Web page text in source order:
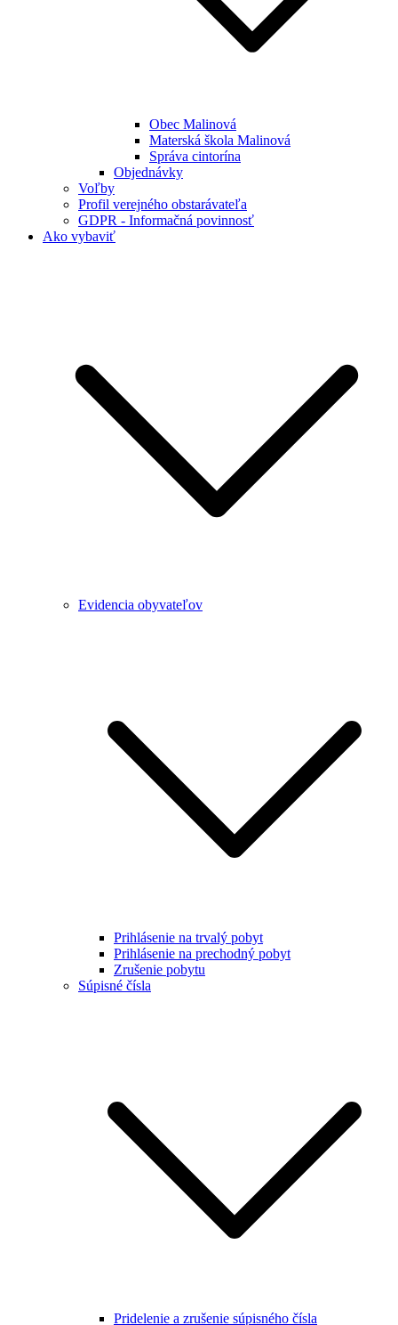
Obec Malinová
Materská škola Malinová
Správa cintorína
Objednávky
Voľby
Profil verejného obstarávateľa
GDPR - Informačná povinnosť
Ako vybaviť
Evidencia obyvateľov
Prihlásenie na trvalý pobyt
Prihlásenie na prechodný pobyt
Zrušenie pobytu
Súpisné čísla
Pridelenie a zrušenie súpisného čísla